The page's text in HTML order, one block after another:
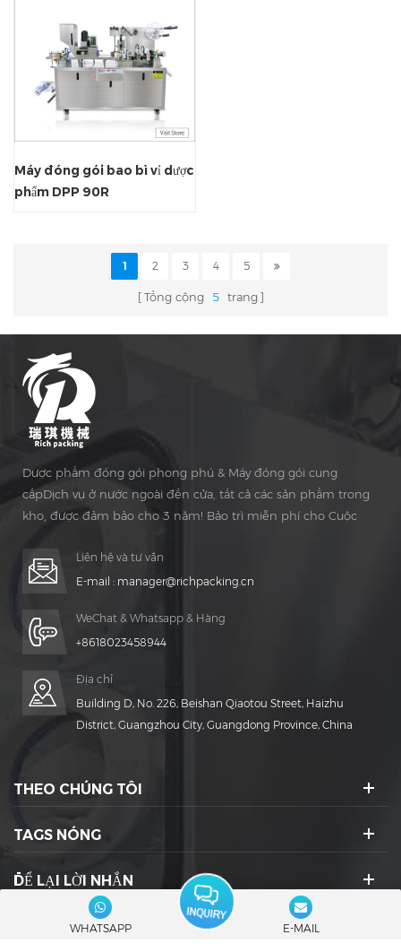
Máy đóng gói bao bì vỉ dược
phẩm DPP 90R
1 2 3 4 5
Tổng cộng 5 trang
Dược phẩm đóng gói phong phú & Máy đóng gói cung
cấpDịch vụ ở nước ngoài đến cửa, tất cả các sản phẩm trong
kho, được đảm bảo cho 3 năm! Bảo trì miễn phí cho Cuộc
Liên hệ và tư vấn
E-mail : manager@richpacking.cn
WeChat & Whatsapp & Hàng
+8618023458944
Địa chỉ
Building D, No. 226, Beishan Qiaotou Street, Haizhu
District, Guangzhou City, Guangdong Province, China
THEO CHÚNG TÔI
TAGS NÓNG
ĐỂ LẠI LỜI NHẮN
BIỂU TƯỢNG XÃ HỘI :
WHATSAPP E-MAIL